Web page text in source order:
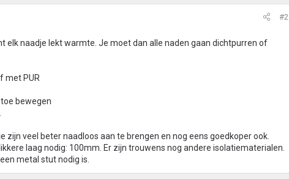
#2
elk naadje lekt warmte. Je moet dan alle naden gaan dichtpurren of
met PUR
bewegen
veel beter naadloos aan te brengen en nog eens goedkoper ook.
laag nodig: 100mm. Er zijn trouwens nog andere isolatiematerialen.
metal stut nodig is.